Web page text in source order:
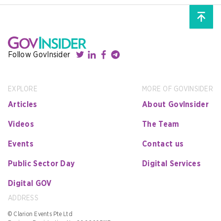
Follow GovInsider
EXPLORE
Articles
Videos
Events
Public Sector Day
Digital GOV
MORE OF GOVINSIDER
About GovInsider
The Team
Contact us
Digital Services
ADDRESS
© Clarion Events Pte Ltd